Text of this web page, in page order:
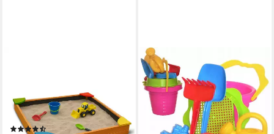
Sitzecken, inkl. Abdeckung &
Bodenplane
(6)
FESTIVALARTIKEL
Sandkasten Großes
Sandspielzeug-Set 7-tlg, (7-
tlg)
18,90 €
lieferbar - in 5-6 Werktagen bei dir